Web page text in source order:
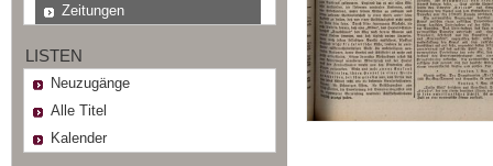
Zeitungen
LISTEN
Neuzugänge
Alle Titel
Kalender